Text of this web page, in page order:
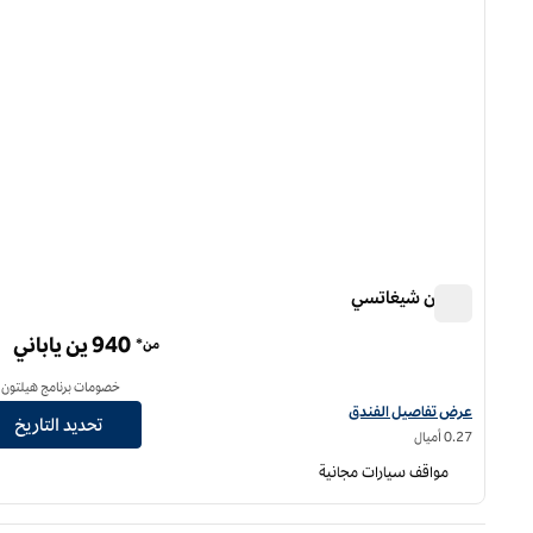
هيلتون شيغاتسي
عرض تفاصيل فندق هيلتون شيغاتس
عرض تفاصيل الفندق
0.27 أميال
من* 940 ين ياباني
خصومات برنامج هيلتون
تحديد التاريخ
مواقف سيارات مجانية